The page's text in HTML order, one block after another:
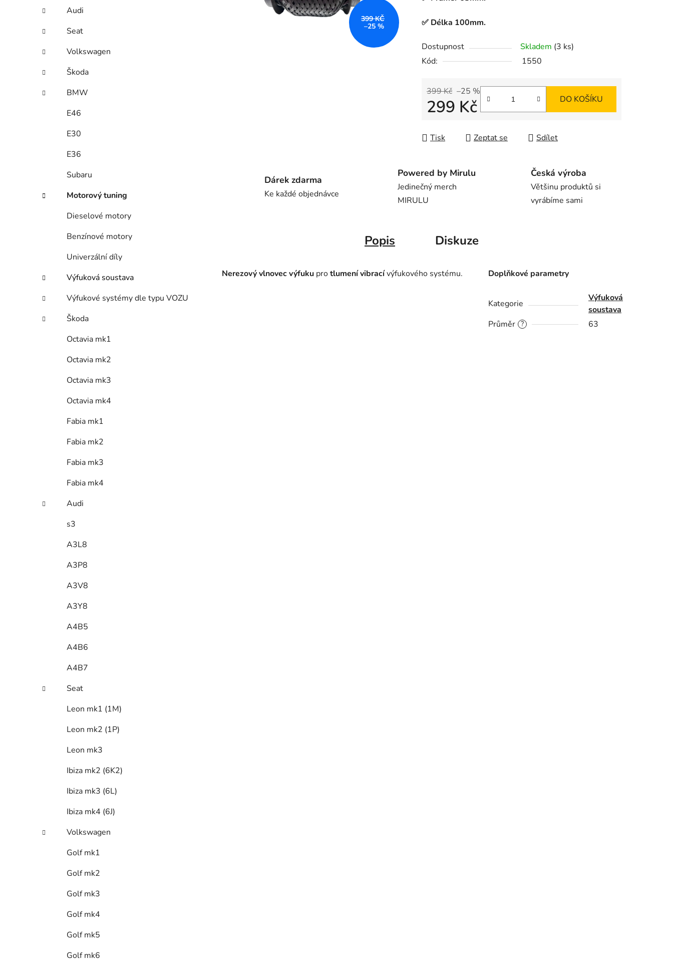
p
a
e
l
Audi
Seat
Volkswagen
Škoda
BMW
E46
E30
E36
Subaru
Motorový tuning
Dieselové motory
Benzínové motory
Univerzální díly
Výfuková soustava
Výfukové systémy dle typu VOZU
Škoda
Octavia mk1
Octavia mk2
Octavia mk3
Octavia mk4
Fabia mk1
Fabia mk2
Fabia mk3
Fabia mk4
Audi
s3
A3L8
A3P8
A3V8
A3Y8
A4B5
A4B6
A4B7
Seat
Leon mk1 (1M)
Leon mk2 (1P)
Leon mk3
Ibiza mk2 (6K2)
Ibiza mk3 (6L)
Ibiza mk4 (6J)
Volkswagen
Golf mk1
Golf mk2
Golf mk3
Golf mk4
Golf mk5
Golf mk6
0,0
hvězdiček.
✅ Délka 100mm.
Dostupnost Skladem (3 ks)
Kód:
1550
399 Kč –25 %
299 Kč DO KOŠÍKU
Tisk Zeptat se Sdílet
399 KČ
–25 %
Dárek zdarma
Ke každé objednávce
Powered by Mirulu
Jedinečný merch
MIRULU
Česká výroba
Většinu produktů si
vyrábíme sami
Popis Diskuze
Nerezový vlnovec výfuku protlumení vibracívýfukového systému. Doplňkové parametry
Kategorie
Výfuková
soustava
?
Průměr 63